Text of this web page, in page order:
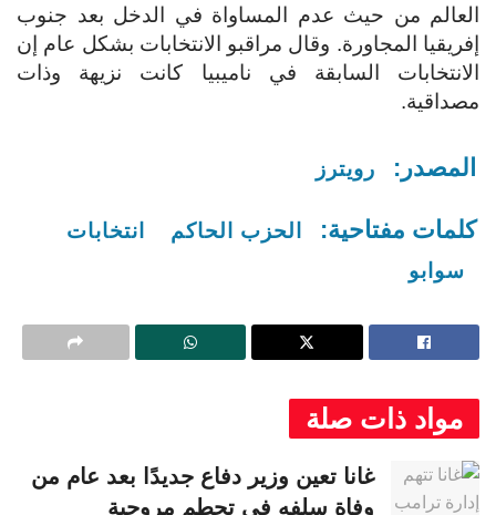
العالم من حيث عدم المساواة في الدخل بعد جنوب
إفريقيا المجاورة. وقال مراقبو الانتخابات بشكل عام إن
الانتخابات السابقة في ناميبيا كانت نزيهة وذات
مصداقية.
المصدر: رويترز
كلمات مفتاحية: الحزب الحاكم
انتخابات
سوابو
مواد ذات صلة
غانا تعين وزير دفاع جديدًا بعد عام من
وفاة سلفه في تحطم مروحية